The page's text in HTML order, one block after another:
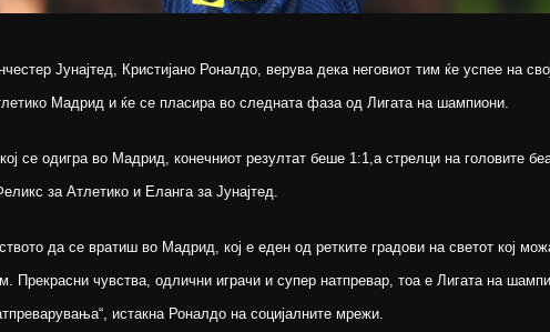
Јунајтед, Кристијано Роналдо, верува дека неговиот тим ќе успее на
Мадрид и ќе се пласира во следната фаза од Лигата на шампиони.
се одигра во Мадрид, конечниот резултат беше 1:1,а стрелци на головите
за Атлетико и Еланга за Јунајтед.
да се вратиш во Мадрид, кој е еден од ретките градови на светот кој
Прекрасни чувства, одлични играчи и супер натпревар, тоа е Лигата на
истакна Роналдо на социјалните мрежи.